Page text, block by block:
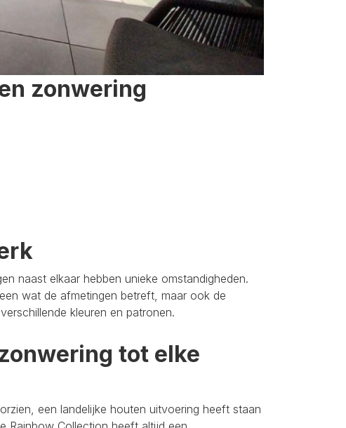
zonwering
naast elkaar hebben unieke omstandigheden.
wat de afmetingen betreft, maar ook de
kleuren en patronen.
tot elke
een landelijke houten uitvoering heeft staan